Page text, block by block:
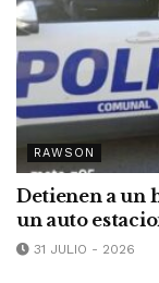
RAWSON
Detienen a un
un auto
31 JULIO - 2026